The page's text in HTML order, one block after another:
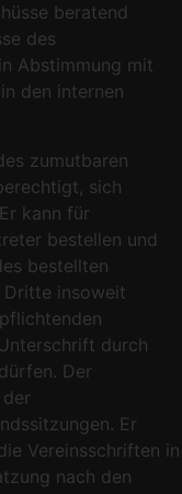
beratend
des
Abstimmung mit
den internen
zumutbaren
sich
kann für
bestellen und
bestellten
insoweit
durch
Der
Er
Vereinsschriften in
nach den